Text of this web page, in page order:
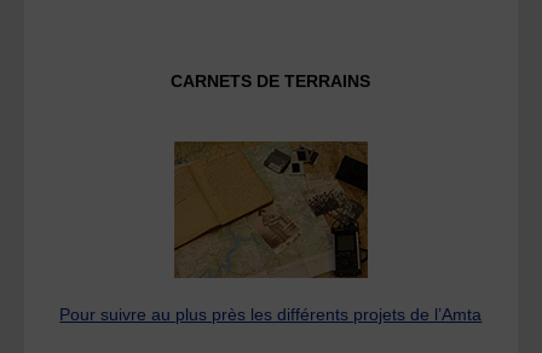
CARNETS DE TERRAINS
Pour suivre au plus près les différents projets de l’Amta